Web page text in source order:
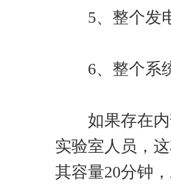
5、整个发
6、整个系统
如果存在内
实验室人员，
其容量20分钟